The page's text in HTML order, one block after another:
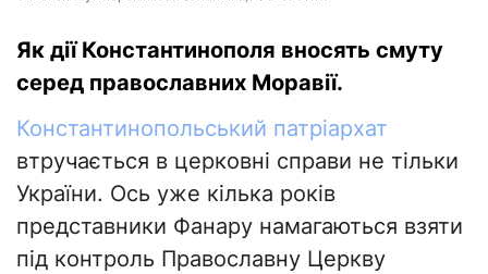
Як дії Константинополя вносять смуту
серед православних Моравії.
Константинопольський патріархат
втручається в церковні справи не тільки
України. Ось уже кілька років
представники Фанару намагаються взяти
під контроль Православну Церкву